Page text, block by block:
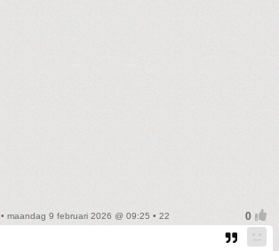
• maandag 9 februari 2026 @ 09:25 • 22